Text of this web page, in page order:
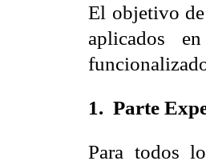
El objetivo de
aplicados
1. Parte
Para todos